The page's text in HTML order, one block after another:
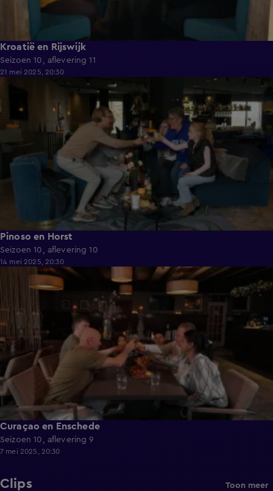
Kroatië en Rijswijk
Seizoen 10, aflevering 11
21 mei 2025, 20:30
Pinoso en Horst
Seizoen 10, aflevering 10
14 mei 2025, 20:30
Curaçao en Enschede
Seizoen 10, aflevering 9
7 mei 2025, 20:30
Clips Toon meer